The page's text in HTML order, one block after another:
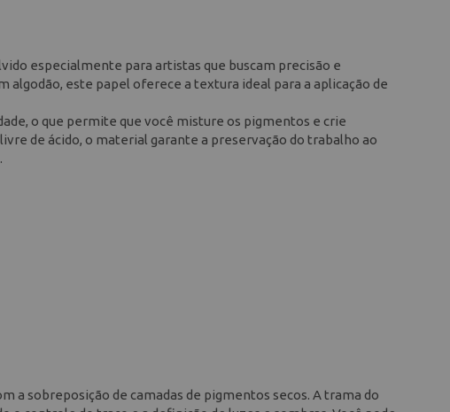
especialmente para artistas que buscam precisão e
algodão, este papel oferece a textura ideal para a aplicação de
o que permite que você misture os pigmentos e crie
de ácido, o material garante a preservação do trabalho ao
a sobreposição de camadas de pigmentos secos. A trama do